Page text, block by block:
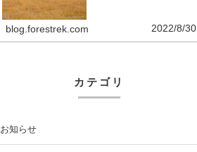
blog.forestrek.com 2022/8/30
カテゴリ
お知らせ